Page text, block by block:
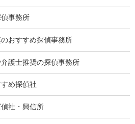
事務所
おすすめ探偵事務所
護士推奨の探偵事務所
め探偵社
社・興信所